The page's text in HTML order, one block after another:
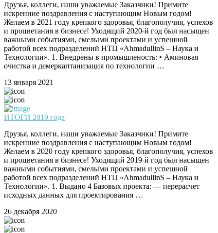
Друзья, коллеги, наши уважаемые Заказчики! Примите
искренние поздравления с наступающим Новым годом!
Желаем в 2021 году крепкого здоровья, благополучия, успехов
и процветания в бизнесе! Уходящий 2020-й год был насыщен
важными событиями, смелыми проектами и успешной
работой всех подразделений НТЦ «AhmadullinS – Наука и
Технологии». 1. Внедрены в промышленость: • Аминовая
очистка и демеркаптанизация по технологии …
13 января 2021
ИТОГИ 2019 года
Друзья, коллеги, наши уважаемые Заказчики! Примите
искренние поздравления с наступающим Новым годом!
Желаем в 2020 году крепкого здоровья, благополучия, успехов
и процветания в бизнесе! Уходящий 2019-й год был насыщен
важными событиями, смелыми проектами и успешной
работой всех подразделений НТЦ «AhmadullinS – Наука и
Технологии». 1. Выдано 4 Базовых проекта: — перерасчет
исходных данных для проектирования …
26 декабря 2020